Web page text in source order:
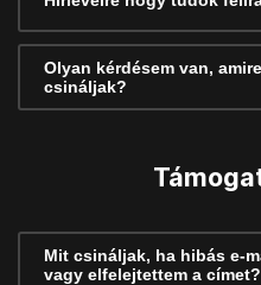
Olyan kérdésem van,
csináljak?
Mit csináljak, ha hibás e-
vagy elfelejtettem a címet?